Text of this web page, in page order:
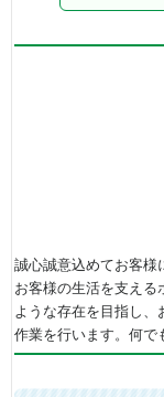
誠心誠意込めてお客様
お客様の生活を支える
ような存在を目指し
作業を行います。何で